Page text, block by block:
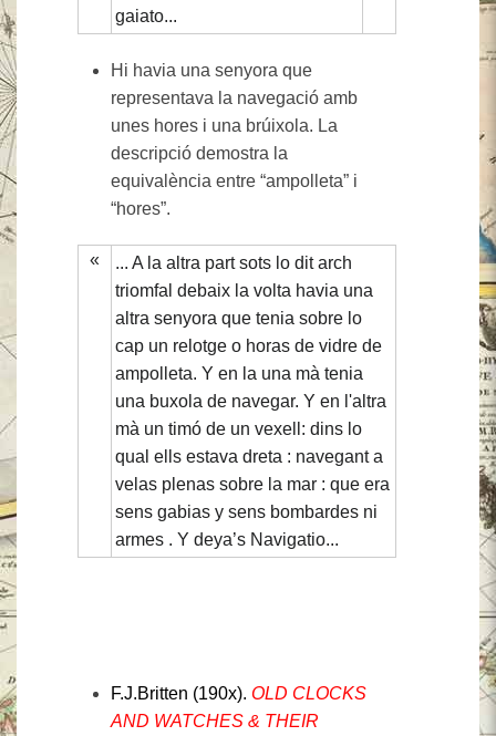
gaiato...
Hi havia una senyora que
representava la navegació amb
unes hores i una brúixola. La
descripció demostra la
equivalència entre “ampolleta” i
“hores”.
«
... A la altra part sots lo dit arch
triomfal debaix la volta havia una
altra senyora que tenia sobre lo
cap un relotge o horas de vidre de
ampolleta. Y en la una mà tenia
una buxola de navegar. Y en l'altra
mà un timó de un vexell: dins lo
qual ells estava dreta : navegant a
velas plenas sobre la mar : que era
sens gabias y sens bombardes ni
armes . Y deya’s Navigatio...
F.J.Britten (190x). OLD CLOCKS
AND WATCHES & THEIR